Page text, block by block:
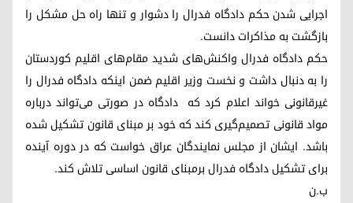
اجرایی شدن حکم دادگاه فدرال را دشوار و تنها راه حل مشکل را
بازگشت به مذاکرات دانست.
حکم دادگاه فدرال واکنش‌های شدید مقام‌های اقلیم کوردستان
را به دنبال داشت و نخست وزیر اقلیم ضمن اینکه دادگاه فدرال را
غیرقانونی خواند اعلام کرد که دادگاه در صورتی می‌تواند درباره
مواد قانونی تصمیم‌گیری کند که خود بر مبنای قانون تشکیل شده
باشد. ایشان از مجلس نمایندگان عراق خواست که در دوره آینده
برای تشکیل دادگاه فدرال برمبنای قانون اساسی تلاش کند.
ب.ن